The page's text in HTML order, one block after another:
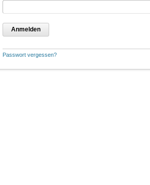
Anmelden
Passwort vergessen?